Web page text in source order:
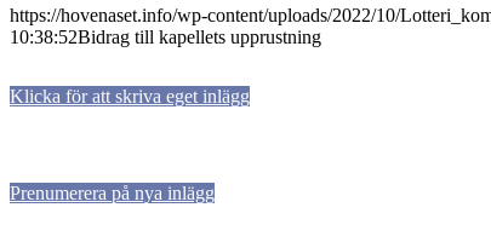
https://hovenaset.info/wp-content/uploads/2022/10/
10:38:52Bidrag till kapellets upprustning
Klicka för att skriva eget inlägg
Prenumerera på nya inlägg